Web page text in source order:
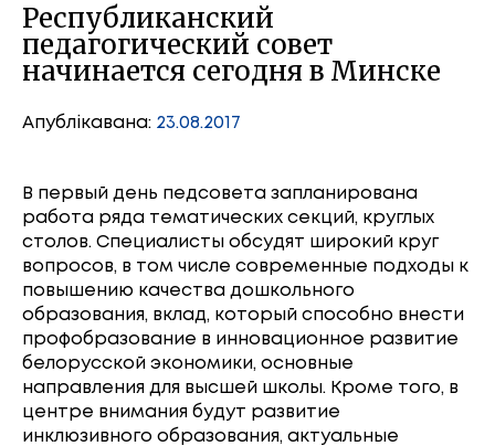
Республиканский
педагогический совет
начинается сегодня в Минске
Апублікавана: 23.08.2017
В первый день педсовета запланирована
работа ряда тематических секций, круглых
столов. Специалисты обсудят широкий круг
вопросов, в том числе современные подходы к
повышению качества дошкольного
образования, вклад, который способно внести
профобразование в инновационное развитие
белорусской экономики, основные
направления для высшей школы. Кроме того, в
центре внимания будут развитие
инклюзивного образования, актуальные